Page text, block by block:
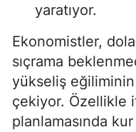
yaratıyor.
Ekonomistler,
sıçrama
yükseliş
çekiyor. Özellikle
planlamasında